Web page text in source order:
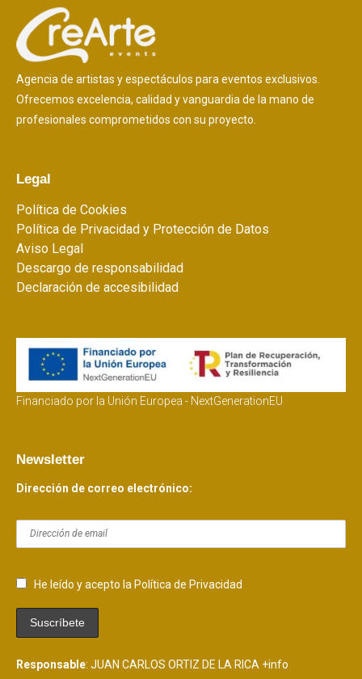
Agencia de artistas y espectáculos para eventos exclusivos.
Ofrecemos excelencia, calidad y vanguardia de la mano de
profesionales comprometidos con su proyecto.
Legal
Política de Cookies
Política de Privacidad y Protección de Datos
Aviso Legal
Descargo de responsabilidad
Declaración de accesibilidad
Financiado por la Unión Europea - NextGenerationEU
Newsletter
Dirección de correo electrónico:
He leído y acepto la Política de Privacidad
Responsable: JUAN CARLOS ORTIZ DE LA RICA +info